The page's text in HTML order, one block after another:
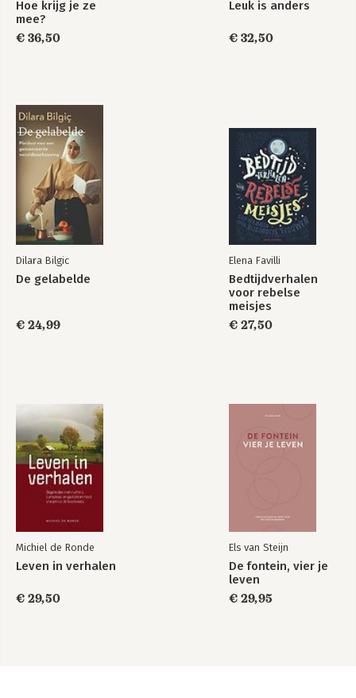
19. Wij en zij 151
Over de afwezige derde 151
20. Zitten en staan 159
Toegift - The making of 169
Overzicht van basisbegrippen 180
Overzicht van vragen en spanningsvelden 182
Overzicht van interventies 184
Epiloog 189
Dankwoord 190
Index 191
Over de auteur 194
Noten en uitstapjes 197
Hoe krijg je ze
mee?
€ 36,50
Leuk is anders
€ 32,50
Dilara Bilgic
De gelabelde
€ 24,99
Elena Favilli
Bedtijdverhalen
voor rebelse
meisjes
€ 27,50
Michiel de Ronde
Leven in verhalen
€ 29,50
Els van Steijn
De fontein, vier je
leven
€ 29,95